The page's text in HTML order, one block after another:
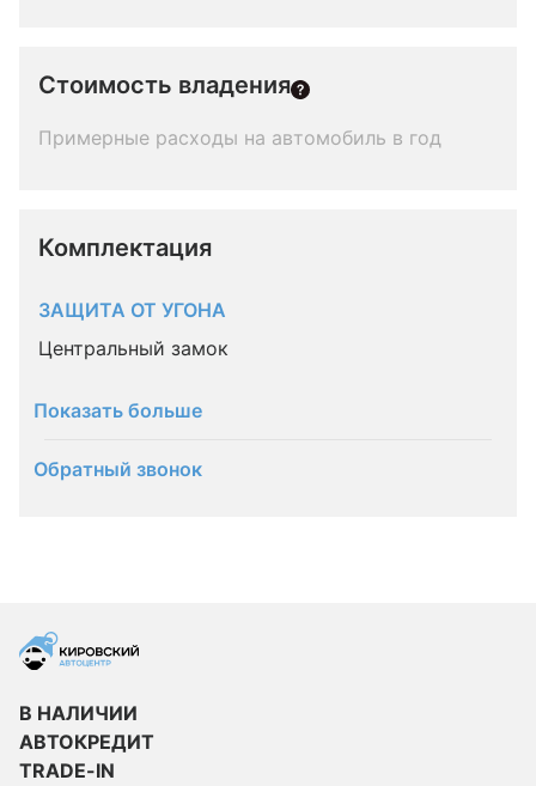
Стоимость владения
Примерные расходы на автомобиль в год
Комплектация
ЗАЩИТА ОТ УГОНА
Центральный замок
Показать больше
Обратный звонок
В НАЛИЧИИ
АВТОКРЕДИТ
TRADE-IN